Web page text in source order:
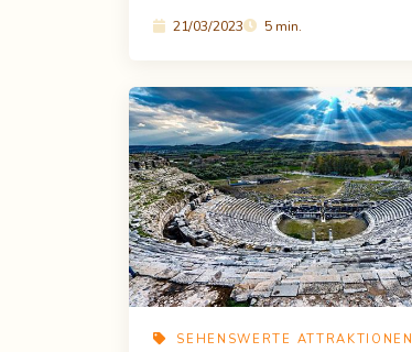
21/03/2023 5 min.
SEHENSWERTE ATTRAKTIONEN